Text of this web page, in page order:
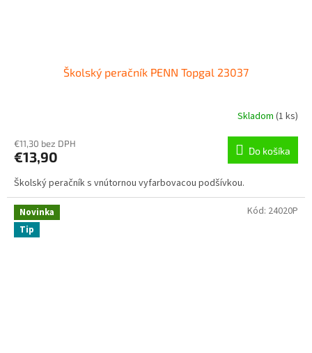
Školský peračník PENN Topgal 23037
Skladom (1 ks)
€11,30 bez DPH
€13,90 Do košíka
Školský peračník s vnútornou vyfarbovacou podšívkou.
Novinka
Tip
Kód: 24020P